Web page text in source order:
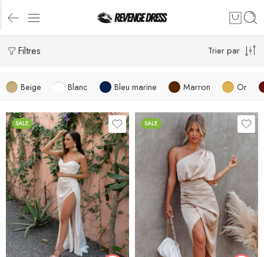
Filtres Trier par
Beige Blanc Bleu marine Marron Or
SALE SALE